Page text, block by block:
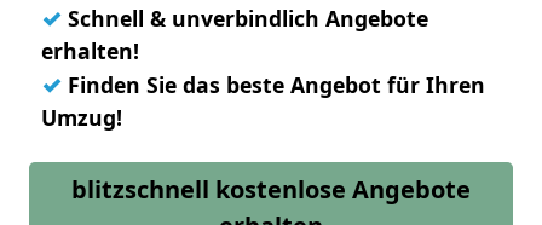
✓ Schnell & unverbindlich Angebote
erhalten!
✓ Finden Sie das beste Angebot für Ihren
Umzug!
blitzschnell kostenlose Angebote